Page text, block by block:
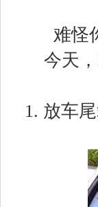
难怪
今天
1. 放车